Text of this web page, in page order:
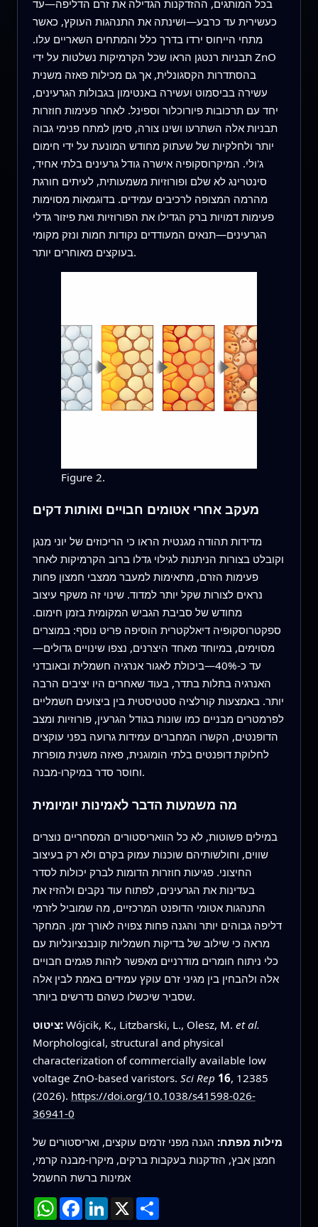
בכל המותגים, ההזדקנות הגדילה את זרם הדליפה—עד
כעשירית עד כרבע—ושינתה את התנהגות העוקץ, כאשר
מתחי הייחוס ירדו בדרך כלל והמתחים השאריים עלו.
תבניות רנטגן הראו שכל הקרמיקות נשלטות על ידי ZnO
בהסתדרות הקסגונלית, אך גם מכילות פאזה משנית
עשירה בביסמוט ועשירה באנטימון בגבולות הגרעינים,
יחד עם תרכובות פיורוכלור וספינל. לאחר פעימות חוזרות
תבניות אלה השתרעו ושינו צורה, סימן למתח פנימי גבוה
יותר ולחלקיות של שעתוק מחודש המונעת על ידי חימום
ג'ולי. המיקרוסקופיה אישרה גודל גרעינים בלתי אחיד,
סינטרינג לא שלם ופורוזיות משמעותית, לעיתים חורגת
מהרמה המצופה לרכיבים עמידים. בדוגמאות מסוימות
פעימות דמויות ברק הגדילו את הפורוזיות ואת פיזור גדלי
הגרעינים—תנאים המעודדים נקודות חמות ונזק מקומי
בעוקצים מאוחרים יותר.
Figure 2.
מעקב אחרי אטומים חבויים ואותות דקים
מדידות תהודה מגנטית הראו כי הריכוזים של יוני מנגן
וקובלט בצורות הניתנות לגילוי גדלו ברוב הקרמיקות לאחר
פעימות הזרם, מתאימות למעבר ממצבי חמצון פחות
נראים לצורות שקל יותר למדוד. שינוי זה משקף עיצוב
מחודש של סביבת הגביש המקומית בזמן חימום.
ספקטרוסקופיה דיאלקטרית הוסיפה פריט נוסף: במוצרים
מסוימים, במיוחד מאחד היצרנים, נצפו שינויים גדולים—
עד כ-40%—ביכולת לאגור אנרגיה חשמלית ובאובדני
האנרגיה בתלות בתדר, בעוד שאחרים היו יציבים הרבה
יותר. באמצעות קורלציה סטטיסטית בין ביצועים חשמליים
לפרמטרים מבניים כמו שונות בגודל הגרעין, פורוזיות ומצב
הדופנטים, הקשרו המחברים עמידות גרועה בפני עוקצים
לחלוקת דופנטים בלתי הומוגנית, פאזה משנית מופרזת
וחוסר סדר במיקרו-מבנה.
מה משמעות הדבר לאמינות יומיומית
במילים פשוטות, לא כל הוואריסטורים המסחריים נוצרים
שווים, וחולשותיהם שוכנות עמוק בקרם ולא רק בעיצוב
החיצוני. פגיעות חוזרות הדומות לברק יכולות לסדר
בעדינות את הגרעינים, לפתוח עוד נקבים ולהזיז את
התנהגות אטומי הדופנט המרכזיים, מה שמוביל לזרמי
דליפה גבוהים יותר והגנה פחות צפויה לאורך זמן. המחקר
מראה כי שילוב של בדיקות חשמליות קונבנציונליות עם
כלי ניתוח חומרים מודרניים מאפשר לזהות פגמים חבויים
אלה ולהבחין בין מגיני זרם עוקץ עמידים באמת לבין אלה
שסביר שיכשלו כשהם נדרשים ביותר.
ציטוט: Wójcik, K., Litzbarski, L., Olesz, M. et al.
Morphological, structural and physical
characterization of commercially available low
voltage ZnO-based varistors. Sci Rep 16, 12385
(2026). https://doi.org/10.1038/s41598-026-
36941-0
מילות מפתח: הגנה מפני זרמים עוקצים, ואריסטורים של
חמצן אבץ, הזדקנות בעקבות ברקים, מיקרו-מבנה קרמי,
אמינות ברשת החשמל
WhatsApp
Facebook
LinkedIn
X שתף